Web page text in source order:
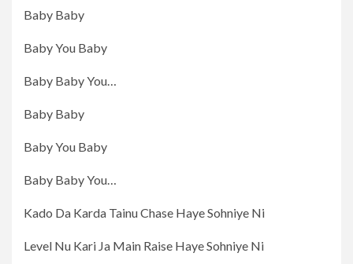
Baby Baby
Baby You Baby
Baby Baby You…
Baby Baby
Baby You Baby
Baby Baby You…
Kado Da Karda Tainu Chase Haye Sohniye Ni
Level Nu Kari Ja Main Raise Haye Sohniye Ni